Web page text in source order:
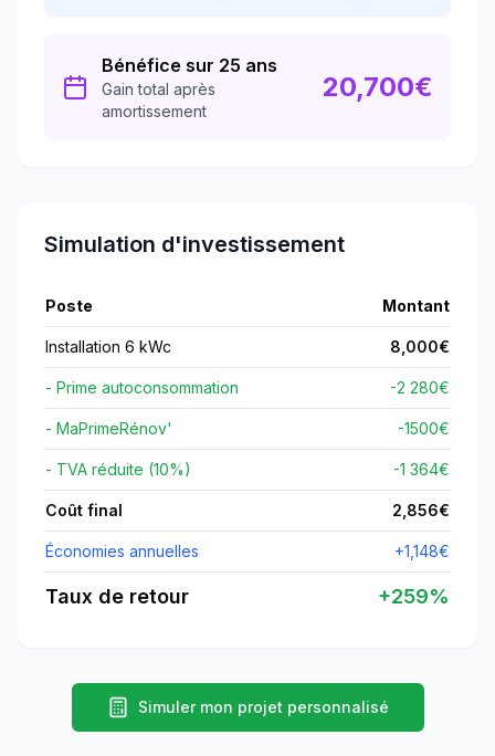
Bénéfice sur 25 ans
Gain total après
amortissement
20,700€
Simulation d'investissement
Poste Montant
Installation 6 kWc 8,000€
- Prime autoconsommation -2 280€
- MaPrimeRénov' -1500€
- TVA réduite (10%) -1 364€
Coût final 2,856€
Économies annuelles +1,148€
Taux de retour +259%
Simuler mon projet personnalisé